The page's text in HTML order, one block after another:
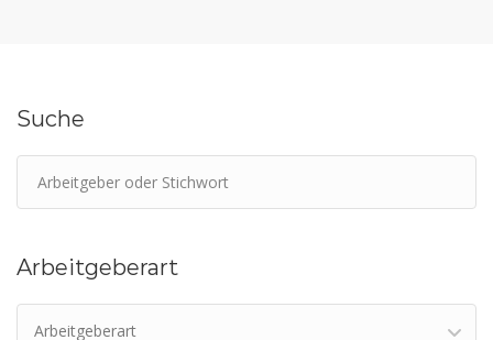
Suche
Arbeitgeberart
Arbeitgeberart